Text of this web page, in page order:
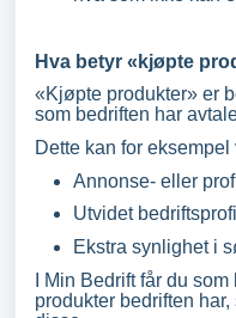
Hva betyr «kjøpte
«Kjøpte produkter» er
som bedriften har
Dette kan for
Annonse‑ eller
Utvidet bedriftsprofil
Ekstra synlighet i
I Min Bedrift får du
produkter bedriften